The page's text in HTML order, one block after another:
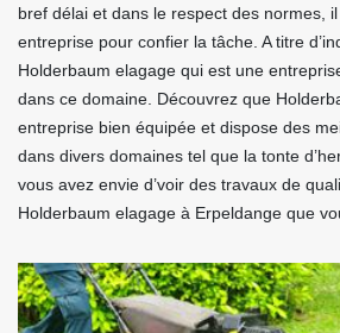
bref délai et dans le respect des normes,
entreprise pour confier la tâche. A titre
Holderbaum elagage qui est une
dans ce domaine. Découvrez que
entreprise bien équipée et dispose des
dans divers domaines tel que la tonte
vous avez envie d’voir des travaux de
Holderbaum elagage à Erpeldange que